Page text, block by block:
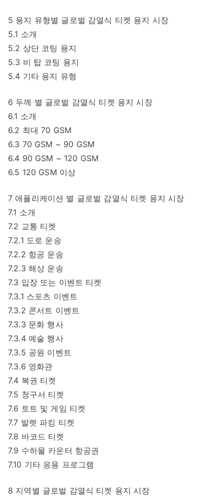
5 용지 유형별 글로벌 감열식 티켓 용지 시장
5.1 소개
5.2 상단 코팅 용지
5.3 비 탑 코팅 용지
5.4 기타 용지 유형
6 두께 별 글로벌 감열식 티켓 용지 시장
6.1 소개
6.2 최대 70 GSM
6.3 70 GSM ~ 90 GSM
6.4 90 GSM ~ 120 GSM
6.5 120 GSM 이상
7 애플리케이션 별 글로벌 감열식 티켓 용지 시장
7.1 소개
7.2 교통 티켓
7.2.1 도로 운송
7.2.2 항공 운송
7.2.3 해상 운송
7.3 입장 또는 이벤트 티켓
7.3.1 스포츠 이벤트
7.3.2 콘서트 이벤트
7.3.3 문화 행사
7.3.4 예술 행사
7.3.5 공원 이벤트
7.3.6 영화관
7.4 복권 티켓
7.5 청구서 티켓
7.6 토트 및 게임 티켓
7.7 발렛 파킹 티켓
7.8 바코드 티켓
7.9 수하물 카운터 항공권
7.10 기타 응용 프로그램
8 지역별 글로벌 감열식 티켓 용지 시장